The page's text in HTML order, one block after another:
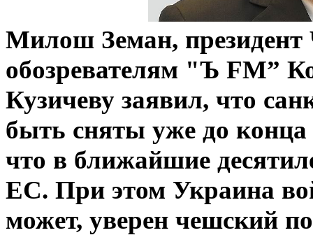
Милош Земан, президент
обозревателям "Ъ FM”
Кузичеву заявил, что
быть сняты уже до конца
что в ближайшие
ЕС. При этом Украина
может, уверен чешский